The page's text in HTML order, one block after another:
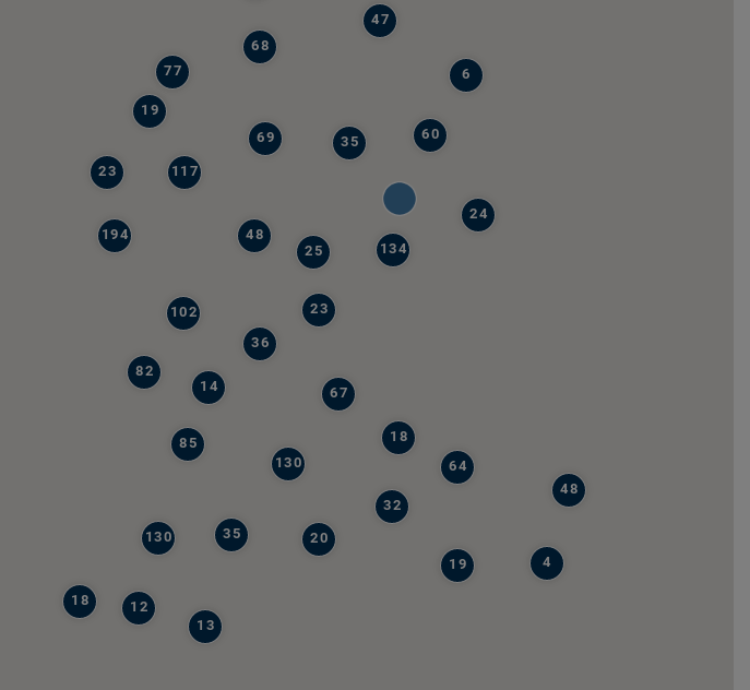
48
85
194
77
117
130
64
67
82
36
130
69
134
23
68
35
35
102
19
23
47
19
48
14
60
12
18
32
13
20
24
6
25
4
18